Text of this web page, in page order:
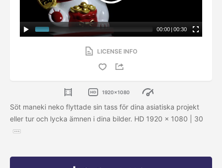
00:00 | 00:30
LICENSE INFO
1920x1080
Söt maneki neko flyttade sin tass för dina asiatiska projekt
eller tur och lycka ämnen i dina bilder. HD 1920 x 1080 | 30